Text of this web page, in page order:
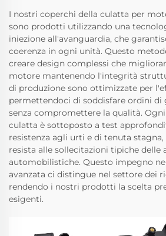
I nostri coperchi della culatta per
sono prodotti utilizzando una
iniezione all'avanguardia, che
coerenza in ogni unità. Questo
creare design complessi che
motore mantenendo l'integrità
di produzione sono ottimizzate per
permettendoci di soddisfare ordini di
senza compromettere la qualità.
culatta è sottoposto a test
resistenza agli urti e di tenuta
resista alle sollecitazioni tipiche delle
automobilistiche. Questo impegno
avanzata ci distingue nel settore dei
rendendo i nostri prodotti la scelta
esigenti.